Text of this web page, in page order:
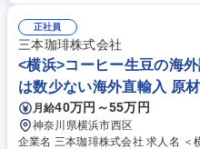
ライアンス対応業務(法改正のグル
対応等)■CSR関連業務(CSR調達ガ
への遵守要求、客先からの調査対
とグループ内情報共有■社内教育用
事作成 募集職種 【東京/管理事務(調達部門)】世界シェアTOP級製品多数/
社内食堂あり
正社員
三本珈琲株式会社
<横浜>コーヒー生豆の
は数少ない海外直輸入 原
月給40万円～55万円
神奈川県横浜市西区
企業名 三本珈琲株式会社 求人名 ＜横浜＞コーヒー生豆の海外調達 管理職